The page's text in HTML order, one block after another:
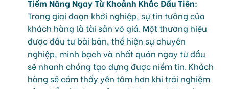
Tiềm Năng Ngay Từ Khoảnh Khắc Đầu Tiên:
Trong giai đoạn khởi nghiệp, sự tin tưởng của
khách hàng là tài sản vô giá. Một thương hiệu
được đầu tư bài bản, thể hiện sự chuyên
nghiệp, minh bạch và nhất quán ngay từ đầu
sẽ nhanh chóng tạo dựng được niềm tin. Khách
hàng sẽ cảm thấy yên tâm hơn khi trải nghiệm